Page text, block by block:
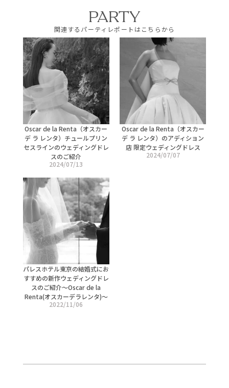
PARTY
関連するパーティレポートはこちらから
Oscar de la Renta（オスカー
デ ラ レンタ）チュールプリン
セスラインのウェディングドレ
スのご紹介
2024/07/13
Oscar de la Renta（オスカー
デ ラ レンタ）のアディション
店 限定ウェディングドレス
2024/07/07
パレスホテル東京の結婚式にお
すすめの新作ウェディングドレ
スのご紹介～Oscar de la
Renta(オスカーデラレンタ)～
2022/11/06